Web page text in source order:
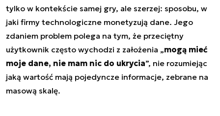
tylko w kontekście samej gry, ale szerzej: sposobu, w
jaki firmy technologiczne monetyzują dane. Jego
zdaniem problem polega na tym, że przeciętny
użytkownik często wychodzi z założenia „mogą mieć
moje dane, nie mam nic do ukrycia”, nie rozumiejąc
jaką wartość mają pojedyncze informacje, zebrane na
masową skalę.